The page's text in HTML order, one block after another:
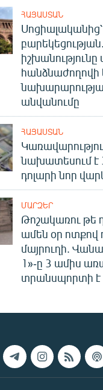
ՀԱՅԱՍՏԱՆ
Սոցիալականից՝
բարեկեցության.
իշխանությունը
հանձնաժողովի
անվանումը
ՀԱՅԱՍՏԱՆ
նախատեսում է
դոլարի նոր
ՄԱՐԶԵՐ
Թոշակառու թե
ամեն օր ոտքով
մայրուղի.
1»-ը 3 ամիս
տրանսպորտի է